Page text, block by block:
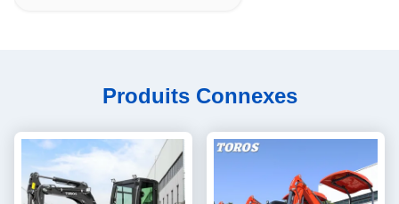
Produits Connexes